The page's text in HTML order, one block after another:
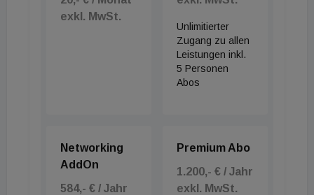
man die aktuellen Kreditkosten vom
durchschnittlichen Haushaltseinkommen ab und
lässt das 13. und 14. Gehalt, das zur Berechnung
der Schuldendienstquote herangezogen wird,
Überarbeitung der Kreditvergaberichtlinien in
Österreich ist angesichts dessen dringend geboten,
exkl. MwSt.
Unlimitierter
Zugang zu allen
Leistungen inkl.
5 Personen
Abos
Networking
AddOn
584,- € / Jahr
Premium Abo
1.200,- € / Jahr
exkl. MwSt.